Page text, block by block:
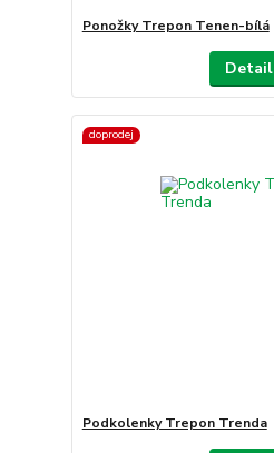
Ponožky Trepon Tenen-bílá
Detail
doprodej
Podkolenky Trepon Trenda